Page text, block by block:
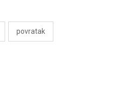
povratak